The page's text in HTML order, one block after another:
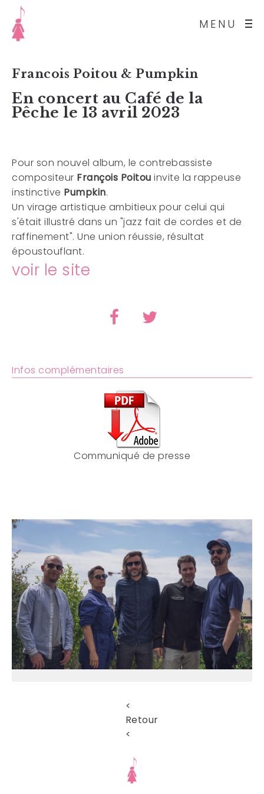
MENU
Francois Poitou & Pumpkin
En concert au Café de la
Pêche le 13 avril 2023
Pour son nouvel album, le contrebassiste
compositeur François Poitou invite la rappeuse
instinctive Pumpkin.
Un virage artistique ambitieux pour celui qui
s'était illustré dans un "jazz fait de cordes et de
raffinement". Une union réussie, résultat
époustouflant.
voir le site
Infos complémentaires
Communiqué de presse
<
Retour
<